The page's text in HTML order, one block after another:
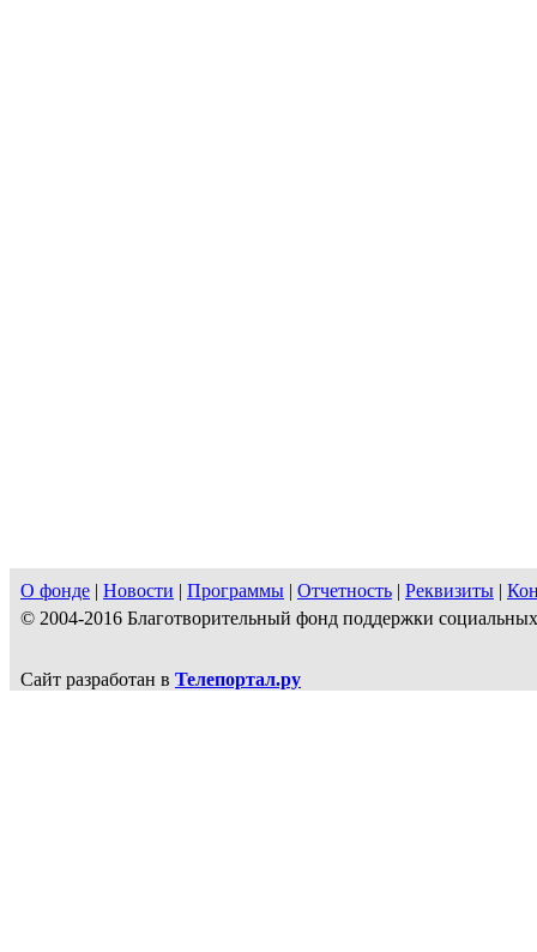
О фонде | Новости | Программы | Отчетность | Реквизиты |
© 2004-2016 Благотворительный фонд поддержки
Сайт разработан в Телепортал.ру